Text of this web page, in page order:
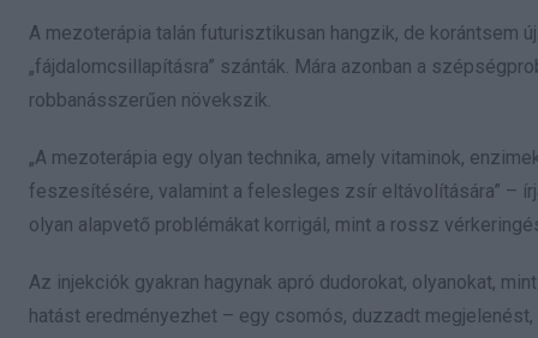
A mezoterápia talán futurisztikusan hangzik, de korántsem
„fájdalomcsillapításra” szánták. Mára azonban a
robbanásszerűen növekszik.
„A mezoterápia egy olyan technika, amely vitaminok,
feszesítésére, valamint a felesleges zsír eltávolítására” –
olyan alapvető problémákat korrigál, mint a rossz
Az injekciók gyakran hagynak apró dudorokat, olyanokat,
hatást eredményezhet – egy csomós, duzzadt